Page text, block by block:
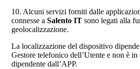
10. Alcuni servizi forniti dalle
connesse a Salento IT sono legati alla
geolocalizzazione.
La localizzazione del dispositivo
Gestore telefonico dell’Utente e non è
dipendente dall’APP.